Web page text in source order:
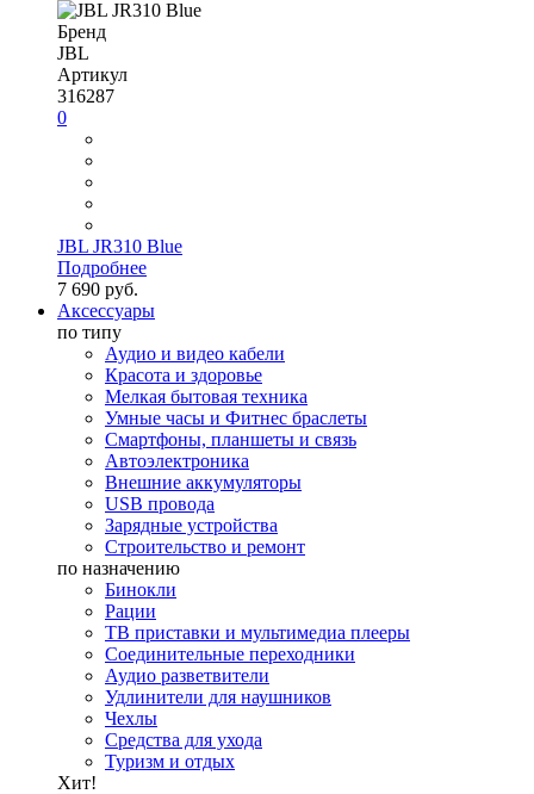
Бренд
JBL
Артикул
316287
0
JBL JR310 Blue
Подробнее
7 690 руб.
Аксессуары
по типу
Аудио и видео кабели
Красота и здоровье
Мелкая бытовая техника
Умные часы и Фитнес браслеты
Смартфоны, планшеты и связь
Автоэлектроника
Внешние аккумуляторы
USB провода
Зарядные устройства
Строительство и ремонт
по назначению
Бинокли
Рации
ТВ приставки и мультимедиа плееры
Соединительные переходники
Аудио разветвители
Удлинители для наушников
Чехлы
Средства для ухода
Туризм и отдых
Хит!